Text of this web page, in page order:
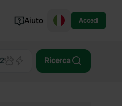
Portogallo
Aiuto Accedi
2 Ricerca